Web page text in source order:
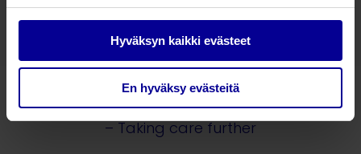
Hyväksyn kaikki evästeet
En hyväksy evästeitä
Ultraäänilaitteiden lisätarvikkeet​
– Taking care further